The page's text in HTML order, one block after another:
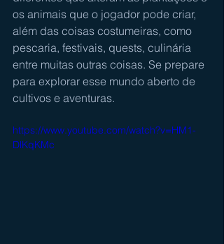
os animais que o jogador pode criar,
além das coisas costumeiras, como
pescaria, festivais, quests, culinária
entre muitas outras coisas. Se prepare
para explorar esse mundo aberto de
cultivos e aventuras.
https://www.youtube.com/watch?v=HM1-
DlKqKMc